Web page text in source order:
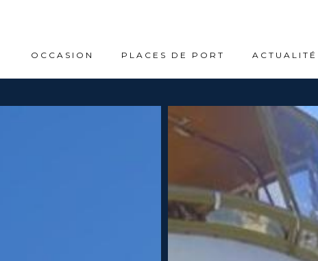
OCCASION PLACES DE PORT